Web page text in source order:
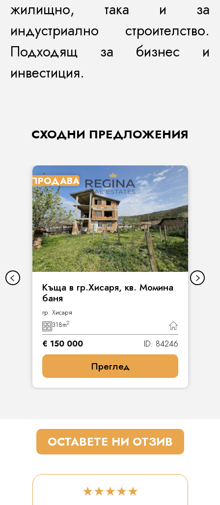
жилищно, така и за
индустриално строителство.
Подходящ за бизнес и
инвестиция.
СХОДНИ ПРЕДЛОЖЕНИЯ
ПРОДАВА
Къща в гр.Хисаря, кв. Момина
баня
гр. Хисаря
318m2
€ 150 000 ID: 84246
Преглед
ОСТАВЕТЕ НИ ОТЗИВ
★★★★★